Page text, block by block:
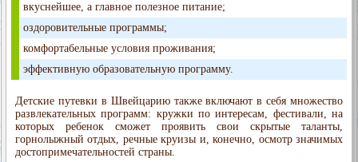
вкуснейшее, а главное полезное питание;
оздоровительные программы;
комфортабельные условия проживания;
эффективную образовательную программу.
Детские путевки в Швейцарию также включают в себя множество
развлекательных программ: кружки по интересам, фестивали, на
которых ребенок сможет проявить свои скрытые таланты,
горнолыжный отдых, речные круизы и, конечно, осмотр значимых
достопримечательностей страны.